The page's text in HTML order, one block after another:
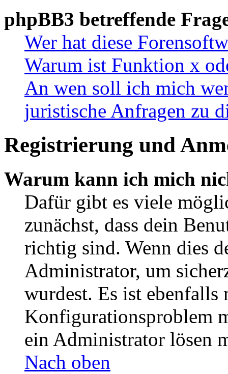
phpBB3 betreffende
Wer hat diese
Warum ist Funktion x
An wen soll ich mich
juristische Anfragen zu
Registrierung und
Warum kann ich mich
Dafür gibt es viele
zunächst, dass dein
richtig sind. Wenn dies
Administrator, um
wurdest. Es ist ebenfalls
Konfigurationsproblem
ein Administrator lösen
Nach oben